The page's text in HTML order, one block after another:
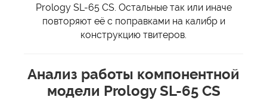
Prology SL-65 CS. Остальные так или иначе
повторяют её с поправками на калибр и
конструкцию твитеров.
Анализ работы компонентной
модели Prology SL-65 CS